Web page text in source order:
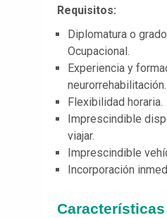
Requisitos:
Diplomatura o
Ocupacional.
Experiencia y
neurorrehabilitación.
Flexibilidad horaria.
Imprescindible
viajar.
Imprescindible
Incorporación